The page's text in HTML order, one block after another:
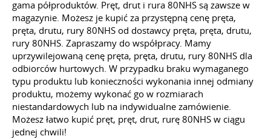
gama półproduktów. Pręt, drut i rura 80NHS są zawsze w
magazynie. Możesz je kupić za przystępną cenę pręta,
pręta, drutu, rury 80NHS od dostawcy pręta, pręta, drutu,
rury 80NHS. Zapraszamy do współpracy. Mamy
uprzywilejowaną cenę pręta, pręta, drutu, rury 80NHS dla
odbiorców hurtowych. W przypadku braku wymaganego
typu produktu lub konieczności wykonania innej odmiany
produktu, możemy wykonać go w rozmiarach
niestandardowych lub na indywidualne zamówienie.
Możesz łatwo kupić pręt, pręt, drut, rurę 80NHS w ciągu
jednej chwili!